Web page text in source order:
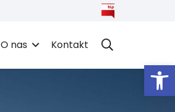
O nas Kontakt